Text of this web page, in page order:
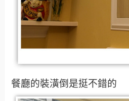
餐廳的裝潢倒是挺不錯的